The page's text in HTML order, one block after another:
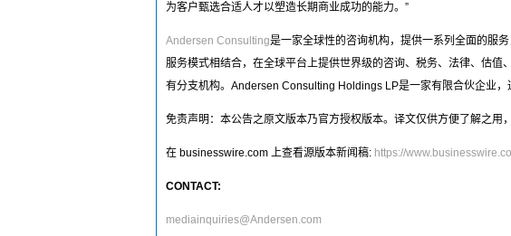
为客户甄选合适人才以塑造长期商业成功的能力。”
Andersen Consulting是一家全球性的咨询机构，提供一系列全面的服
服务模式相结合，在全球平台上提供世界级的咨询、税务、法律、估
有分支机构。Andersen Consulting Holdings LP是一家有限合伙企业，
免责声明：本公告之原文版本乃官方授权版本。译文仅供方便了解之用
在 businesswire.com 上查看源版本新闻稿: https://
CONTACT:
mediainquiries@Andersen.com